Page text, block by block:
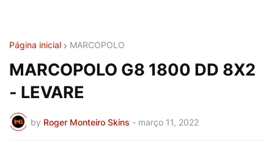
Página inicial MARCOPOLO
MARCOPOLO G8 1800 DD 8X2
- LEVARE
by Roger Monteiro Skins - março 11, 2022